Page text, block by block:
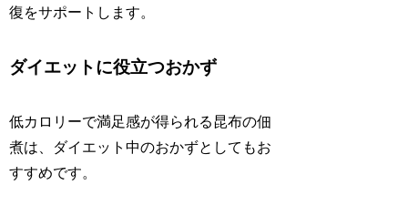
復をサポートします。
ダイエットに役立つおかず
低カロリーで満足感が得られる昆布の佃
煮は、ダイエット中のおかずとしてもお
すすめです。